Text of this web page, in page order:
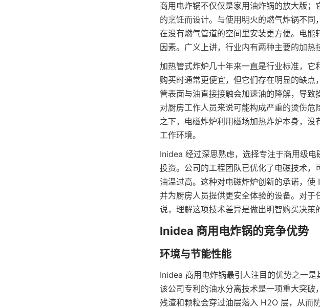
商用电炸锅不仅仅是家用油炸锅的放大版
的烹饪而设计。与使用明火的燃气炸锅不
在没有燃气管道的空间里安装更方便。电
因素。广义上讲，行业内有两种主要的加热
加热管式炸炉几十年来一直是行业标准，
购买时通常更便宜，但它们存在明显的缺
管表面与油直接接触会加速油的降解，导
对厨房工作人员来说可能构成严重的烫伤
之下，电磁炸炉利用磁场加热炸炉本身，
工作环境。
Inidea 经过深思熟虑，选择专注于商用级
投资。公司的工程团队已优化了电磁技术
油温过高。这种对电磁炸炉创新的承诺，
并为厨房人员提供更安全体验的设备。对
说，理解这项技术差异是做出明智购买决策
Inidea 商用电炸锅最引人注目的优势之一是
该公司专利的油水分离技术是一项重大突
残渣和颗粒会穿过油层落入 H2O 层，从而